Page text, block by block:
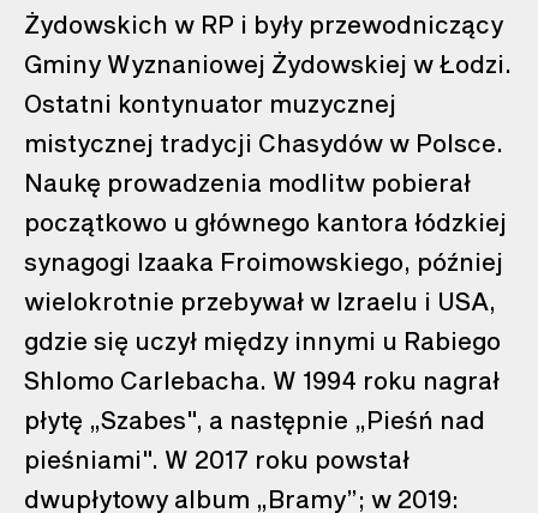
Żydowskich w RP i były przewodniczący
Gminy Wyznaniowej Żydowskiej w Łodzi.
Ostatni kontynuator muzycznej
mistycznej tradycji Chasydów w Polsce.
Naukę prowadzenia modlitw pobierał
początkowo u głównego kantora łódzkiej
synagogi Izaaka Froimowskiego, później
wielokrotnie przebywał w Izraelu i USA,
gdzie się uczył między innymi u Rabiego
Shlomo Carlebacha. W 1994 roku nagrał
płytę „Szabes", a następnie „Pieśń nad
pieśniami". W 2017 roku powstał
dwupłytowy album „Bramy”; w 2019: